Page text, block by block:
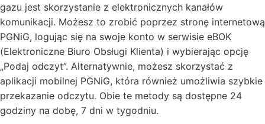
gazu jest skorzystanie z elektronicznych kanałów
komunikacji. Możesz to zrobić poprzez stronę internetową
PGNiG, logując się na swoje konto w serwisie eBOK
(Elektroniczne Biuro Obsługi Klienta) i wybierając opcję
„Podaj odczyt”. Alternatywnie, możesz skorzystać z
aplikacji mobilnej PGNiG, która również umożliwia szybkie
przekazanie odczytu. Obie te metody są dostępne 24
godziny na dobę, 7 dni w tygodniu.